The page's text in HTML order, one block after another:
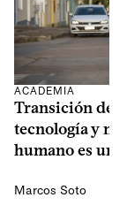
ACADEMIA
Transición
tecnología y
humano es
Marcos Soto